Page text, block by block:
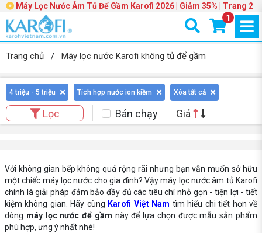
Máy Lọc Nước Âm Tủ Để Gầm Karofi 2026 | Giảm 35% | Trang 2
1
Trang chủ / Máy lọc nước Karofi không tủ để gầm
4 triệu - 5 triệu Tích hợp nước ion kiềm Xóa tất cả
Lọc Bán chạy Giá
Với không gian bếp không quá rộng rãi nhưng bạn vẫn muốn sở hữu
một chiếc máy lọc nước cho gia đình? Vậy máy lọc nước âm tủ Karofi
chính là giải pháp đảm bảo đầy đủ các tiêu chí nhỏ gọn - tiện lợi - tiết
kiệm không gian. Hãy cùng Karofi Việt Nam tìm hiểu chi tiết hơn về
dòng máy lọc nước để gầm này để lựa chọn được mẫu sản phẩm
phù hợp, ưng ý nhất nhé!